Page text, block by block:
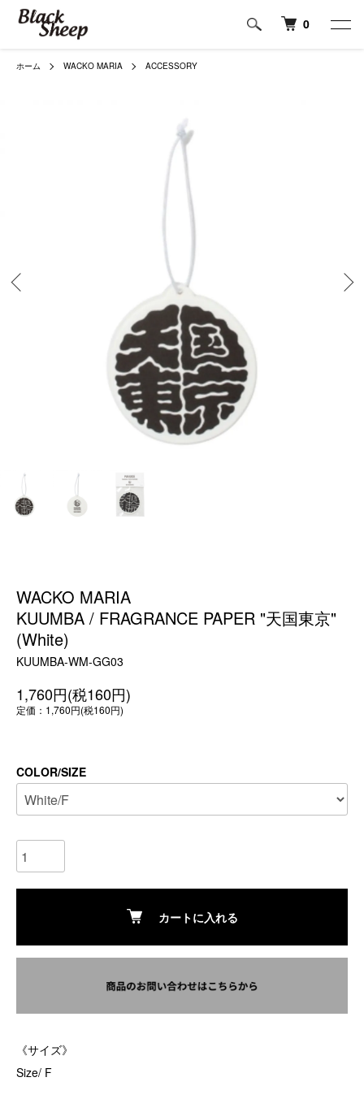
0
ホーム WACKO MARIA ACCESSORY
WACKO MARIA
KUUMBA / FRAGRANCE PAPER "天国東京"
(White)
KUUMBA-WM-GG03
1,760円(税160円)
定価：1,760円(税160円)
COLOR/SIZE
カートに入れる
《サイズ》
Size/ F